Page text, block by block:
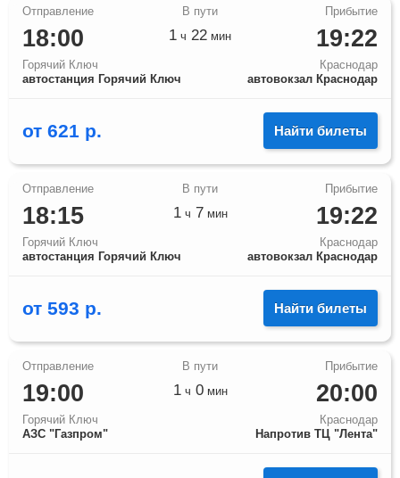
18:00
Горячий Ключ
автостанция Горячий Ключ
19:22
Краснодар
автовокзал Краснодар
1 ч 22 мин
от 621 р. Найти билеты
18:15
Горячий Ключ
автостанция Горячий Ключ
19:22
Краснодар
автовокзал Краснодар
1ч 7 мин
от 593 р. Найти билеты
19:00
Горячий Ключ
АЗС "Газпром"
20:00
Краснодар
Напротив ТЦ "Лента"
1ч 0мин